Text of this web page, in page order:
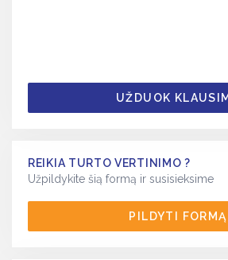
UŽDUOK
REIKIA TURTO VERTINIMO ?
Užpildykite šią formą ir susisieksime
PILDYTI FORMĄ